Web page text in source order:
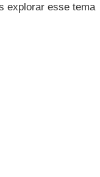
explorar esse tema